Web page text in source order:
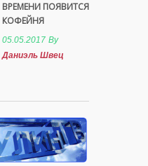
ВРЕМЕНИ ПОЯВИТСЯ
КОФЕЙНЯ
05.05.2017 By
Даниэль Швец